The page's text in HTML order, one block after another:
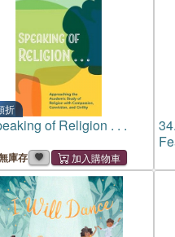
折
of Religion . . .
庫存
34.